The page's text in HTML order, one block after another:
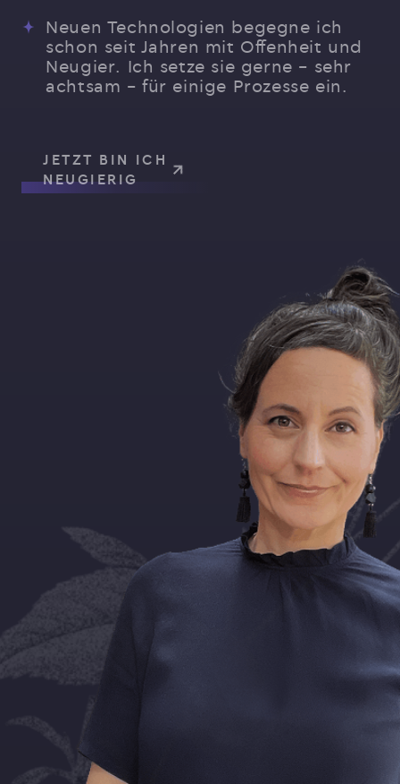
Neuen Technologien begegne ich
schon seit Jahren mit Offenheit und
Neugier. Ich setze sie gerne – sehr
achtsam – für einige Prozesse ein.
JETZT BIN ICH
NEUGIERIG